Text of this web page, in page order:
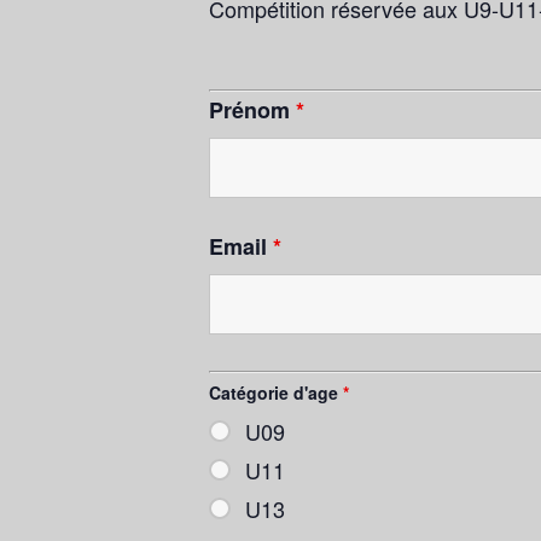
Compétition réservée aux U9-
Prénom *
Email *
Catégorie d'age *
U09
U11
U13